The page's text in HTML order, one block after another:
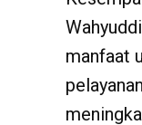
manfaat